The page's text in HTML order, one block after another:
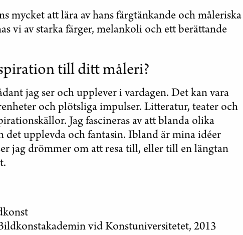
mycket att lära av hans färgtänkande och måleriska
vi av starka färger, melankoli och ett berättande
till ditt måleri?
jag ser och upplever i vardagen. Det kan vara
och plötsliga impulser. Litteratur, teater och
Jag fascineras av att blanda olika
det upplevda och fantasin. Ibland är mina idéer
jag drömmer om att resa till, eller till en längtan
vid Konstuniversitetet, 2013